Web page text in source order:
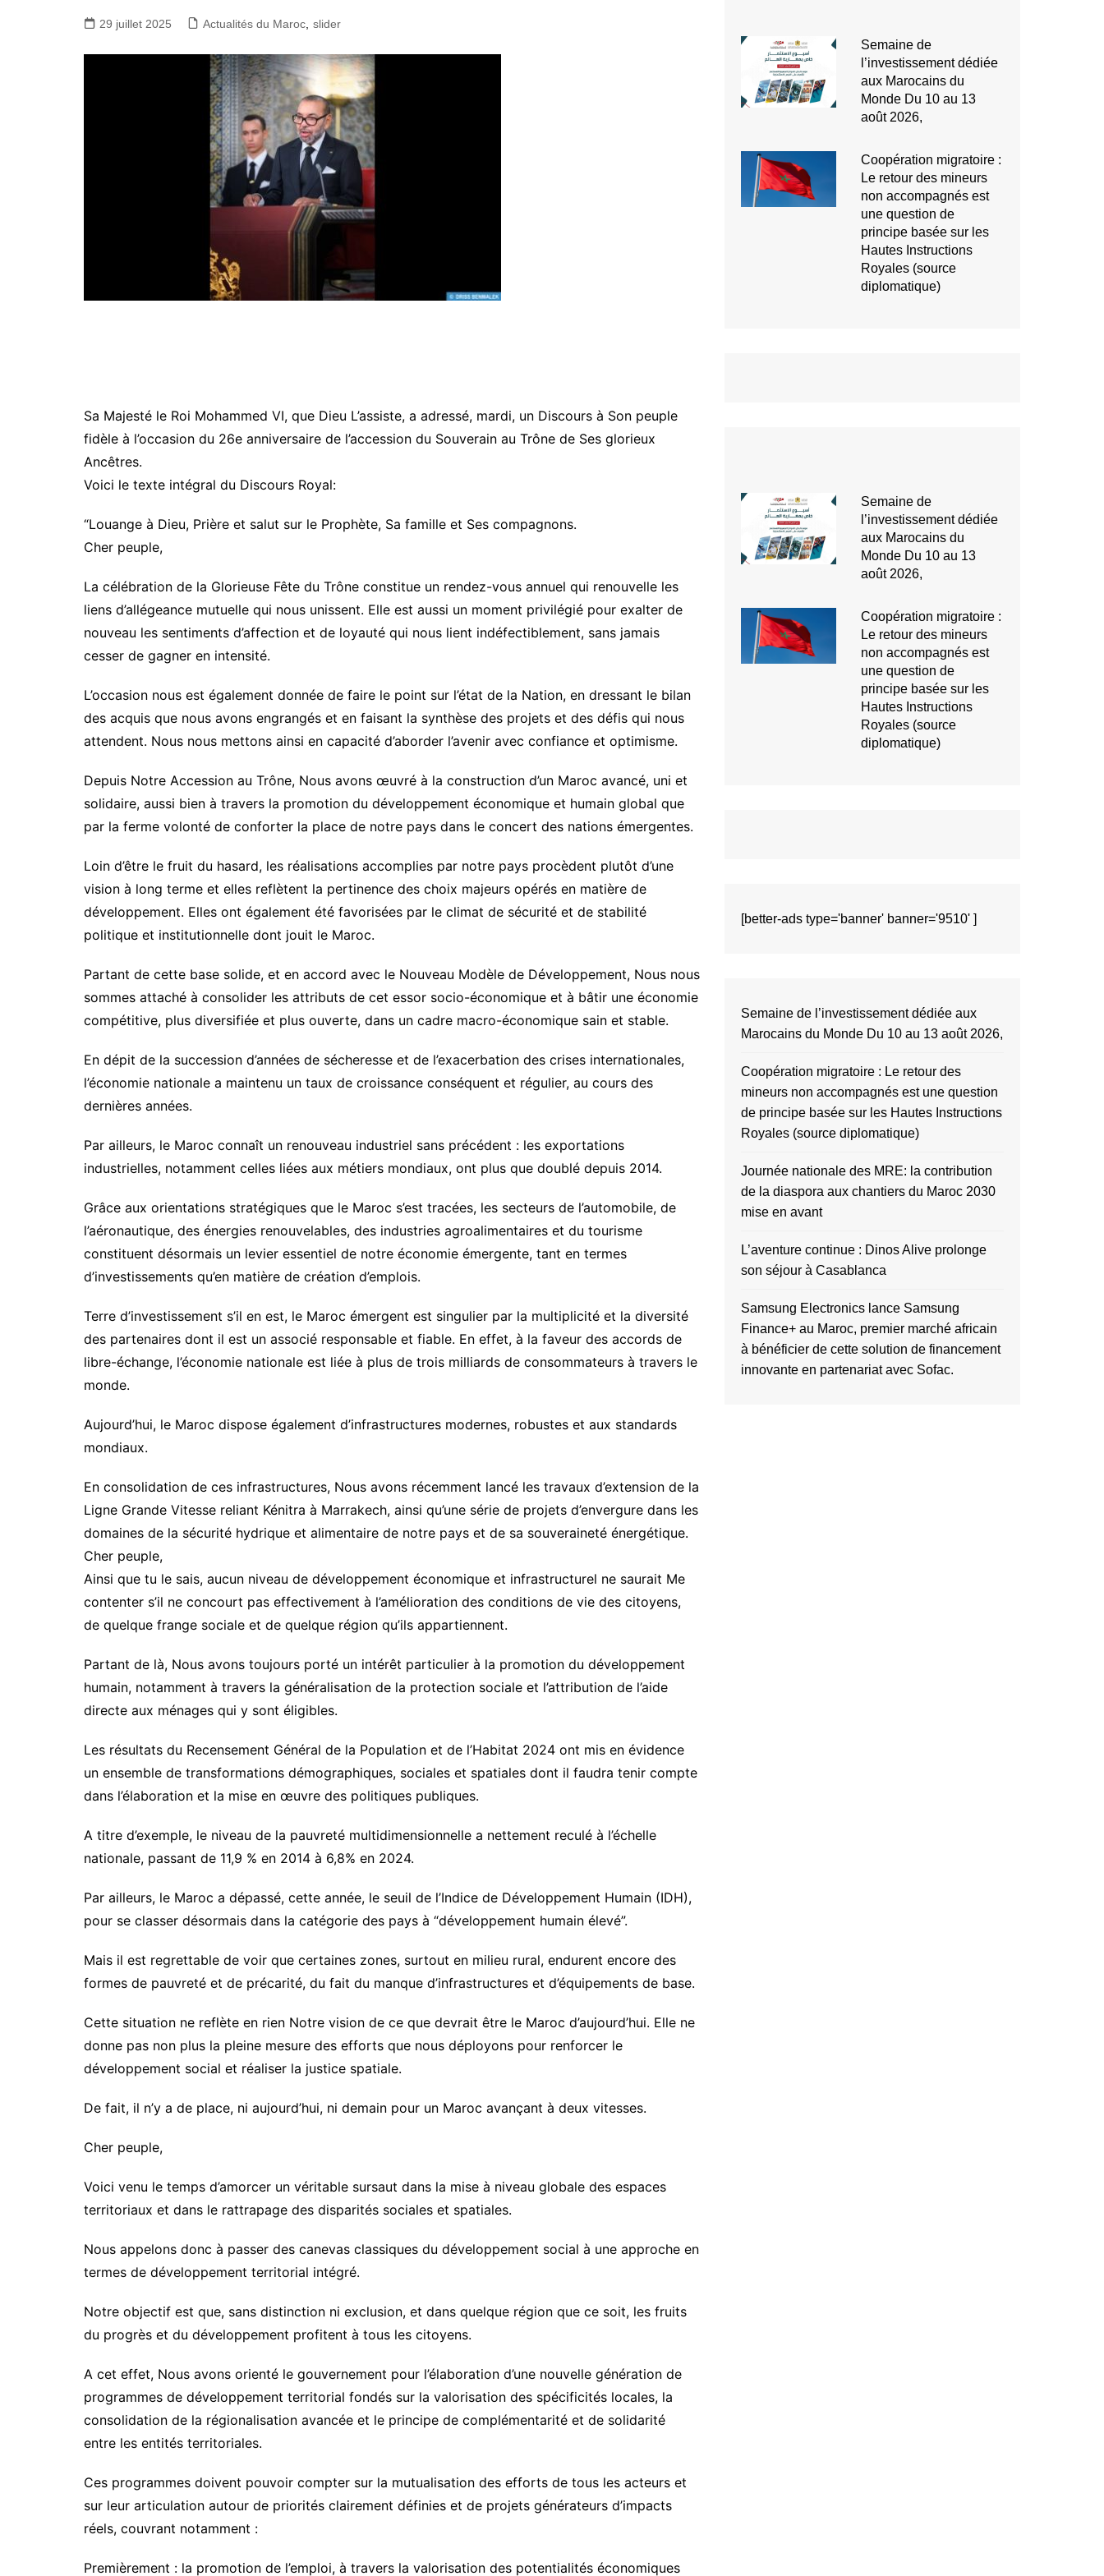
29 juillet 2025 Actualités du Maroc slider
Sa Majesté le Roi Mohammed VI, que Dieu L’assiste, a adressé, mardi, un Discours à Son peuple
fidèle à l’occasion du 26e anniversaire de l’accession du Souverain au Trône de Ses glorieux
Ancêtres.
Voici le texte intégral du Discours Royal:
“Louange à Dieu, Prière et salut sur le Prophète, Sa famille et Ses compagnons.
Cher peuple,
La célébration de la Glorieuse Fête du Trône constitue un rendez-vous annuel qui renouvelle les
liens d’allégeance mutuelle qui nous unissent. Elle est aussi un moment privilégié pour exalter de
nouveau les sentiments d’affection et de loyauté qui nous lient indéfectiblement, sans jamais
cesser de gagner en intensité.
L’occasion nous est également donnée de faire le point sur l’état de la Nation, en dressant le bilan
des acquis que nous avons engrangés et en faisant la synthèse des projets et des défis qui nous
attendent. Nous nous mettons ainsi en capacité d’aborder l’avenir avec confiance et optimisme.
Depuis Notre Accession au Trône, Nous avons œuvré à la construction d’un Maroc avancé, uni et
solidaire, aussi bien à travers la promotion du développement économique et humain global que
par la ferme volonté de conforter la place de notre pays dans le concert des nations émergentes.
Loin d’être le fruit du hasard, les réalisations accomplies par notre pays procèdent plutôt d’une
vision à long terme et elles reflètent la pertinence des choix majeurs opérés en matière de
développement. Elles ont également été favorisées par le climat de sécurité et de stabilité
politique et institutionnelle dont jouit le Maroc.
Partant de cette base solide, et en accord avec le Nouveau Modèle de Développement, Nous nous
sommes attaché à consolider les attributs de cet essor socio-économique et à bâtir une économie
compétitive, plus diversifiée et plus ouverte, dans un cadre macro-économique sain et stable.
En dépit de la succession d’années de sécheresse et de l’exacerbation des crises internationales,
l’économie nationale a maintenu un taux de croissance conséquent et régulier, au cours des
dernières années.
Par ailleurs, le Maroc connaît un renouveau industriel sans précédent : les exportations
industrielles, notamment celles liées aux métiers mondiaux, ont plus que doublé depuis 2014.
Grâce aux orientations stratégiques que le Maroc s’est tracées, les secteurs de l’automobile, de
l’aéronautique, des énergies renouvelables, des industries agroalimentaires et du tourisme
constituent désormais un levier essentiel de notre économie émergente, tant en termes
d’investissements qu’en matière de création d’emplois.
Terre d’investissement s’il en est, le Maroc émergent est singulier par la multiplicité et la diversité
des partenaires dont il est un associé responsable et fiable. En effet, à la faveur des accords de
libre-échange, l’économie nationale est liée à plus de trois milliards de consommateurs à travers le
monde.
Aujourd’hui, le Maroc dispose également d’infrastructures modernes, robustes et aux standards
mondiaux.
En consolidation de ces infrastructures, Nous avons récemment lancé les travaux d’extension de la
Ligne Grande Vitesse reliant Kénitra à Marrakech, ainsi qu’une série de projets d’envergure dans les
domaines de la sécurité hydrique et alimentaire de notre pays et de sa souveraineté énergétique.
Cher peuple,
Ainsi que tu le sais, aucun niveau de développement économique et infrastructurel ne saurait Me
contenter s’il ne concourt pas effectivement à l’amélioration des conditions de vie des citoyens,
de quelque frange sociale et de quelque région qu’ils appartiennent.
Partant de là, Nous avons toujours porté un intérêt particulier à la promotion du développement
humain, notamment à travers la généralisation de la protection sociale et l’attribution de l’aide
directe aux ménages qui y sont éligibles.
Les résultats du Recensement Général de la Population et de l’Habitat 2024 ont mis en évidence
un ensemble de transformations démographiques, sociales et spatiales dont il faudra tenir compte
dans l’élaboration et la mise en œuvre des politiques publiques.
A titre d’exemple, le niveau de la pauvreté multidimensionnelle a nettement reculé à l’échelle
nationale, passant de 11,9 % en 2014 à 6,8% en 2024.
Par ailleurs, le Maroc a dépassé, cette année, le seuil de l’Indice de Développement Humain (IDH),
pour se classer désormais dans la catégorie des pays à “développement humain élevé”.
Mais il est regrettable de voir que certaines zones, surtout en milieu rural, endurent encore des
formes de pauvreté et de précarité, du fait du manque d’infrastructures et d’équipements de base.
Cette situation ne reflète en rien Notre vision de ce que devrait être le Maroc d’aujourd’hui. Elle ne
donne pas non plus la pleine mesure des efforts que nous déployons pour renforcer le
développement social et réaliser la justice spatiale.
De fait, il n’y a de place, ni aujourd’hui, ni demain pour un Maroc avançant à deux vitesses.
Cher peuple,
Voici venu le temps d’amorcer un véritable sursaut dans la mise à niveau globale des espaces
territoriaux et dans le rattrapage des disparités sociales et spatiales.
Nous appelons donc à passer des canevas classiques du développement social à une approche en
termes de développement territorial intégré.
Notre objectif est que, sans distinction ni exclusion, et dans quelque région que ce soit, les fruits
du progrès et du développement profitent à tous les citoyens.
A cet effet, Nous avons orienté le gouvernement pour l’élaboration d’une nouvelle génération de
programmes de développement territorial fondés sur la valorisation des spécificités locales, la
consolidation de la régionalisation avancée et le principe de complémentarité et de solidarité
entre les entités territoriales.
Ces programmes doivent pouvoir compter sur la mutualisation des efforts de tous les acteurs et
sur leur articulation autour de priorités clairement définies et de projets générateurs d’impacts
réels, couvrant notamment :
Premièrement : la promotion de l’emploi, à travers la valorisation des potentialités économiques
Semaine de
l’investissement dédiée
aux Marocains du
Monde Du 10 au 13
août 2026,
Coopération migratoire :
Le retour des mineurs
non accompagnés est
une question de
principe basée sur les
Hautes Instructions
Royales (source
diplomatique)
Semaine de
l’investissement dédiée
aux Marocains du
Monde Du 10 au 13
août 2026,
Coopération migratoire :
Le retour des mineurs
non accompagnés est
une question de
principe basée sur les
Hautes Instructions
Royales (source
diplomatique)
[better-ads type='banner' banner='9510' ]
Semaine de l’investissement dédiée aux
Marocains du Monde Du 10 au 13 août 2026,
Coopération migratoire : Le retour des
mineurs non accompagnés est une question
de principe basée sur les Hautes Instructions
Royales (source diplomatique)
Journée nationale des MRE: la contribution
de la diaspora aux chantiers du Maroc 2030
mise en avant
L’aventure continue : Dinos Alive prolonge
son séjour à Casablanca
Samsung Electronics lance Samsung
Finance+ au Maroc, premier marché africain
à bénéficier de cette solution de financement
innovante en partenariat avec Sofac.